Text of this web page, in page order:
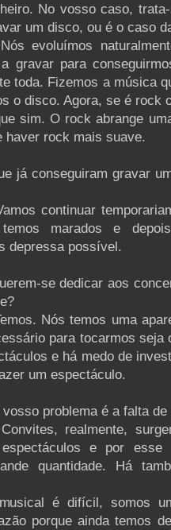
No vosso caso,
um disco, ou é o caso
evoluímos
gravar para
toda. Fizemos a música
o disco. Agora, se é rock
sim. O rock abrange
haver rock mais suave.
já conseguiram gravar
continuar
marados e
depressa possível.
se dedicar aos
Nós temos uma
para tocarmos seja
e há medo de
um espectáculo.
problema é a falta
realmente,
e por esse
quantidade. Há
é difícil, somos
porque ainda temos